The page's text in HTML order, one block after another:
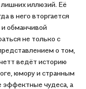
иллюзий. Её
в него вторгается
и обманчивой
не только с
о том,
ведёт историю
юмору и странным
эффектные чудеса, а